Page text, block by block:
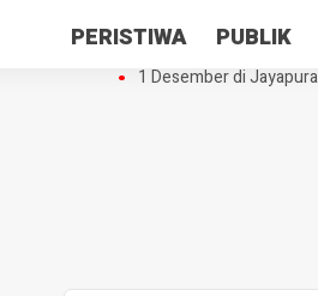
PERISTIWA PUBLIK
Antisipasi 1 Desember,
Gedung Perpustakaan
1 Desember di